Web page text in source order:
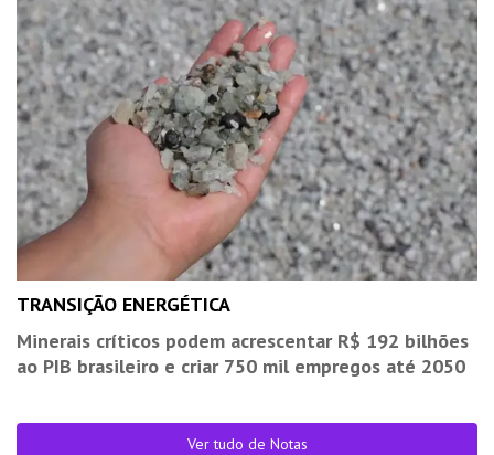
TRANSIÇÃO ENERGÉTICA
Minerais críticos podem acrescentar R$ 192 bilhões
ao PIB brasileiro e criar 750 mil empregos até 2050
Ver tudo de Notas